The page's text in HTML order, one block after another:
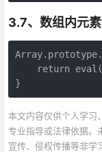
3.7、数组内元
return
}
本文内容仅供个人学习
专业指导或法律依据。
宣传、侵权传播等非学